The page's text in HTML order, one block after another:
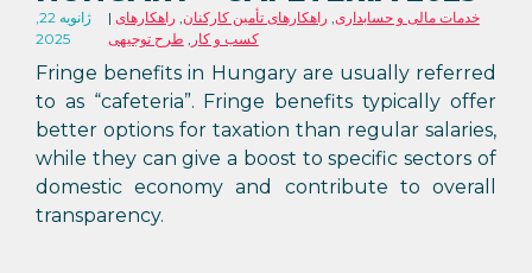
ژانویه 22,
2025
خدمات مالی و حسابداری, راهکارهای تأمین کارکنان, راهکارهای
کسب و کار , طرح توجیهی
Fringe benefits in Hungary are usually referred
to as “cafeteria”. Fringe benefits typically offer
better options for taxation than regular salaries,
while they can give a boost to specific sectors of
domestic economy and contribute to overall
transparency.